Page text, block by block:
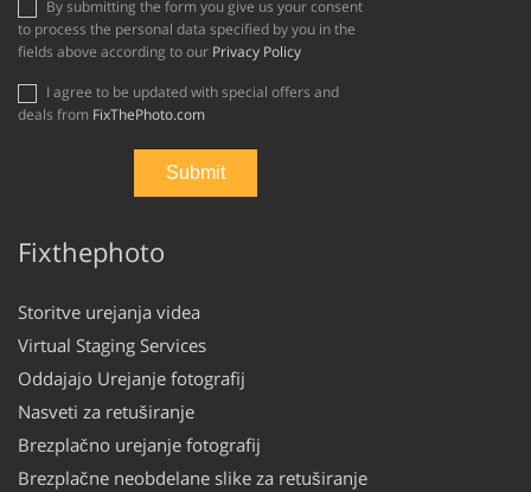
to process the personal data specified by you in the
fields above according to our Privacy Policy
deals from FixThePhoto.com
Fixthephoto
Storitve urejanja videa
Virtual Staging Services
Oddajajo Urejanje fotografij
Nasveti za retuširanje
Brezplačno urejanje fotografij
Brezplačne neobdelane slike za retuširanje